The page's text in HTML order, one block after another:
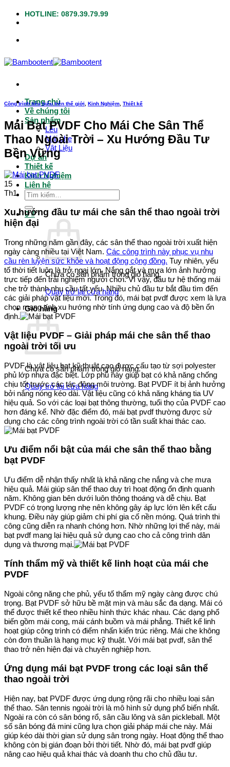
dung
HOTLINE: 0879.39.79.99
Trang chủ
Về chúng tôi
Sản phẩm
Lều
Mái che
Vật Liệu
Dự án
Thiết kế
Kinh Nghiệm
Liên hệ
Tìm
kiếm:
0₫
Chưa có sản phẩm trong giỏ hàng.
Quay trở lại cửa hàng
Giỏ hàng
Chưa có sản phẩm trong giỏ hàng.
Quay trở lại cửa hàng
Công trình tiêu biểu trên thế giới Kinh Nghiệm Thiết kế
Mái Bạt PVDF Cho Mái Che Sân Thể
Thao Ngoài Trời – Xu Hướng Đầu Tư
Bền Vững
15
Th1
Xu hướng đầu tư mái che sân thể thao ngoài trời
hiện đại
Trong những năm gần đây, các sân thể thao ngoài trời xuất hiện
ngày càng nhiều tại Việt Nam. Các công trình này phục vụ nhu
cầu rèn luyện sức khỏe và hoạt động cộng đồng. Tuy nhiên, yếu
tố thời tiết luôn là trở ngại lớn. Nắng gắt và mưa lớn ảnh hưởng
trực tiếp đến trải nghiệm người chơi. Vì vậy, đầu tư hệ thống mái
che trở thành nhu cầu tất yếu. Nhiều chủ đầu tư bắt đầu tìm đến
các giải pháp vật liệu mới. Trong đó, mái bạt pvdf được xem là lựa
chọn mang tính xu hướng nhờ tính ứng dụng cao và độ bền ổn
định.
Vật liệu PVDF – Giải pháp mái che sân thể thao
ngoài trời tối ưu
PVDF là vật liệu bạt kỹ thuật cao được cấu tạo từ sợi polyester
phủ lớp nhựa đặc biệt. Lớp phủ này giúp bạt có khả năng chống
chịu tốt trước các tác động môi trường. Bạt PVDF ít bị ảnh hưởng
bởi nắng nóng kéo dài. Vật liệu cũng có khả năng kháng tia UV
hiệu quả. So với các loại bạt thông thường, tuổi thọ của PVDF cao
hơn đáng kể. Nhờ đặc điểm đó, mái bạt pvdf thường được sử
dụng cho các công trình ngoài trời có tần suất khai thác cao.
Ưu điểm nổi bật của mái che sân thể thao bằng
bạt PVDF
Ưu điểm dễ nhận thấy nhất là khả năng che nắng và che mưa
hiệu quả. Mái giúp sân thể thao duy trì hoạt động ổn định quanh
năm. Không gian bên dưới luôn thông thoáng và dễ chịu. Bạt
PVDF có trọng lượng nhẹ nên không gây áp lực lớn lên kết cấu
khung. Điều này giúp giảm chi phí gia cố nền móng. Quá trình thi
công cũng diễn ra nhanh chóng hơn. Nhờ những lợi thế này, mái
bạt pvdf mang lại hiệu quả sử dụng cao cho cả công trình dân
dụng và thương mại.
Tính thẩm mỹ và thiết kế linh hoạt của mái che
PVDF
Ngoài công năng che phủ, yếu tố thẩm mỹ ngày càng được chú
trọng. Bạt PVDF sở hữu bề mặt mịn và màu sắc đa dạng. Mái có
thể được thiết kế theo nhiều hình thức khác nhau. Các dạng phổ
biến gồm mái cong, mái cánh buồm và mái phẳng. Thiết kế linh
hoạt giúp công trình có điểm nhấn kiến trúc riêng. Mái che không
còn đơn thuần là hạng mục kỹ thuật. Với mái bạt pvdf, sân thể
thao trở nên hiện đại và chuyên nghiệp hơn.
Ứng dụng mái bạt PVDF trong các loại sân thể
thao ngoài trời
Hiện nay, bạt PVDF được ứng dụng rộng rãi cho nhiều loại sân
thể thao. Sân tennis ngoài trời là mô hình sử dụng phổ biến nhất.
Ngoài ra còn có sân bóng rổ, sân cầu lông và sân pickleball. Một
số sân bóng đá mini cũng lựa chọn giải pháp mái che này. Mái
giúp kéo dài thời gian sử dụng sân trong ngày. Hoạt động thể thao
không còn bị gián đoạn bởi thời tiết. Nhờ đó, mái bạt pvdf giúp
nâng cao hiệu quả khai thác và doanh thu cho chủ đầu tư.